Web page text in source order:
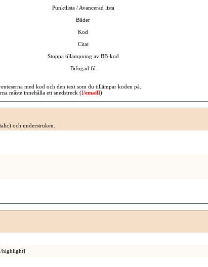
Punktlista / Avancerad lista
Bilder
Kod
Citat
Stoppa tillämpning av BB-kod
Bifogad fil
med kod och den text som du tillämpar koden på.
måste innehålla ett snedstreck ([/email])
och understruken.
highlight]